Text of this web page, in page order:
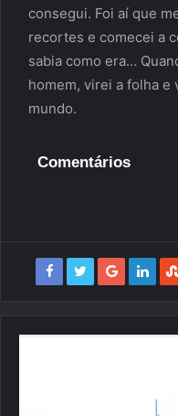
consegui. Foi aí que
recortes e comecei a
sabia como era…
homem, virei a folha e
mundo.
Comentários